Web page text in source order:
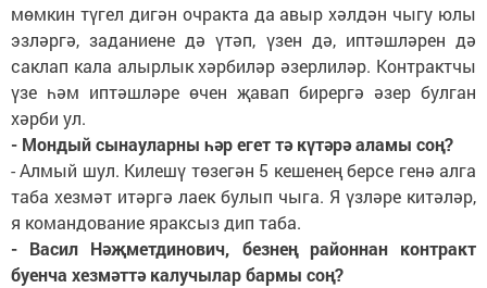
мөмкин түгел дигән очракта да авыр хәлдән чыгу юлы
эзләргә, заданиене дә үтәп, үзен дә, иптәшләрен дә
саклап кала алырлык хәрбиләр әзерлиләр. Контрактчы
үзе һәм иптәшләре өчен җавап бирергә әзер булган
хәрби ул.
- Мондый сынауларны һәр егет тә күтәрә аламы соң?
- Алмый шул. Килешү төзегән 5 кешенең берсе генә алга
таба хезмәт итәргә лаек булып чыга. Я үзләре китәләр,
я командование яраксыз дип таба.
- Васил Нәҗметдинович, безнең районнан контракт
буенча хезмәттә калучылар бармы соң?